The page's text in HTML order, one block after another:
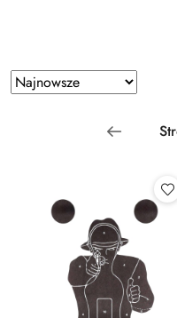
Zastosowano
sortowanie:
Sortuj
według